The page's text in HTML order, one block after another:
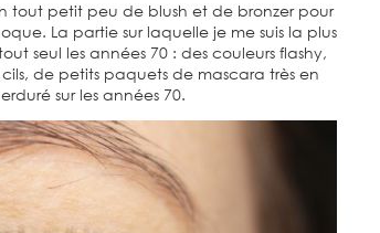
tout petit peu de blush et de bronzer pour
La partie sur laquelle je me suis la plus
seul les années 70 : des couleurs flashy,
de petits paquets de mascara très en
sur les années 70.